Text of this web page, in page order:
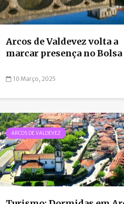
Arcos de Valdevez volta a
marcar presença no Bolsa
10 Março, 2025
ARCOS DE VALDEVEZ